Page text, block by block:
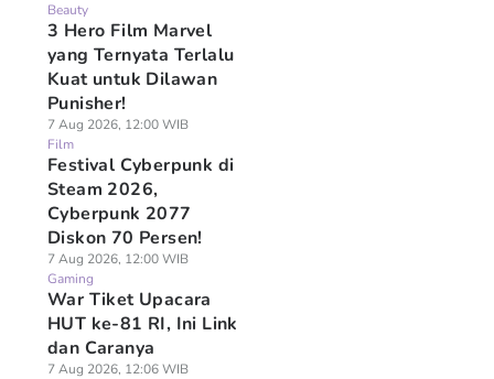
Beauty
3 Hero Film Marvel
yang Ternyata Terlalu
Kuat untuk Dilawan
Punisher!
7 Aug 2026, 12:00 WIB
Film
Festival Cyberpunk di
Steam 2026,
Cyberpunk 2077
Diskon 70 Persen!
7 Aug 2026, 12:00 WIB
Gaming
War Tiket Upacara
HUT ke-81 RI, Ini Link
dan Caranya
7 Aug 2026, 12:06 WIB